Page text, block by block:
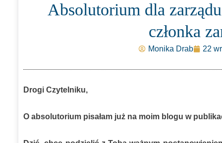
Absolutorium dla
członka
Monika Drab 22
Drogi Czytelniku,
O absolutorium pisałam już na moim blogu w